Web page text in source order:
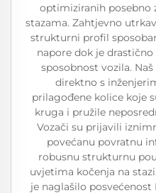
optimiziranih posebno
stazama. Zahtjevno
strukturni profil
napore dok je
sposobnost vozila.
direktno s
prilagođene kolice koje
kruga i pružile
Vozači su prijavili
povećanu povratnu
robusnu strukturnu
uvjetima kočenja na
je naglašilo